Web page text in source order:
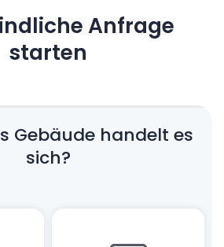
Anfrage
starten